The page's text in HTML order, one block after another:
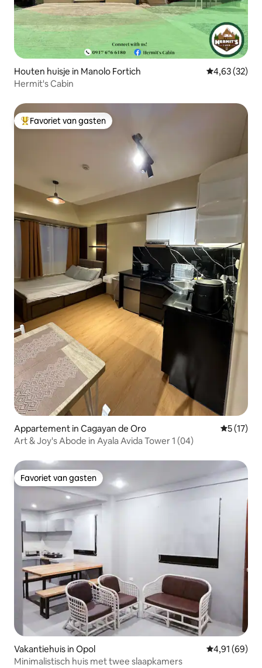
Houten huisje in Manolo Fortich Gemiddelde
4,63 (32)
Hermit's Cabin
Topfavoriet van gasten
Favoriet van gasten
Appartement in Cagayan de Oro
5 (17)
Art & Joy's Abode in Ayala Avida Tower 1 (04)
Favoriet van gasten
Favoriet van gasten
Vakantiehuis in Opol Gemiddelde
4,91 (69)
Minimalistisch huis met twee slaapkamers